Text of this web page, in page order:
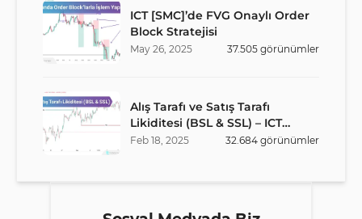
ICT [SMC]’de FVG Onaylı Order
Block Stratejisi
May 26, 2025 37.505 görünümler
Alış Tarafı ve Satış Tarafı
Likiditesi (BSL & SSL) – ICT
Stratejisi
Feb 18, 2025 32.684 görünümler